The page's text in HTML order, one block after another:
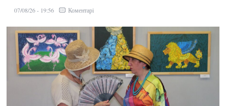
07/08/26 - 19:56 Коментарі